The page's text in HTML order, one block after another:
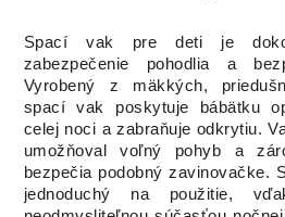
Spací vak pre deti je
zabezpečenie pohodlia a
Vyrobený z mäkkých,
spací vak poskytuje bábätku
celej noci a zabraňuje odkrytiu.
umožňoval voľný pohyb a
bezpečia podobný zavinovačke.
jednoduchý na použitie,